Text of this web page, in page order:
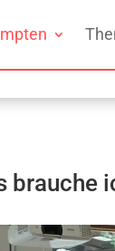
brauche